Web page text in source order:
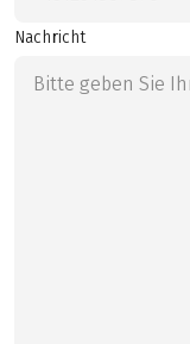
Nachricht